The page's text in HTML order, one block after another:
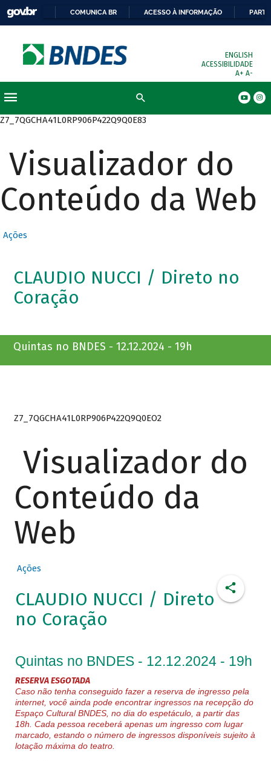
COMUNICA BR ACESSO À INFORMAÇÃO
ENGLISH
ACESSIBILIDADE
A+ A-
Z7_7QGCHA41L0RP906P422Q9Q0E83
Visualizador do
Conteúdo da Web
Ações
CLAUDIO NUCCI / Direto no
Coração
Quintas no BNDES - 12.12.2024 - 19h
Z7_7QGCHA41L0RP906P422Q9Q0EO2
Visualizador do
Conteúdo da
Web
Ações
CLAUDIO NUCCI / Direto
no Coração
Quintas no BNDES - 12.12.2024 - 19h
RESERVA ESGOTADA
Caso não tenha conseguido fazer a reserva de ingresso pela
internet, você ainda pode encontrar ingressos na recepção do
Espaço Cultural BNDES, no dia do espetáculo, a partir das
18h. Cada pessoa receberá apenas um ingresso com lugar
marcado, estando o número de ingressos disponíveis sujeito à
lotação máxima do teatro.